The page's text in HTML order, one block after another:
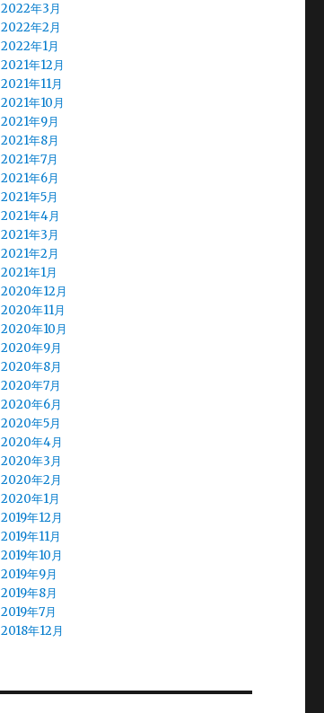
2022年3月
2022年2月
2022年1月
2021年12月
2021年11月
2021年10月
2021年9月
2021年8月
2021年7月
2021年6月
2021年5月
2021年4月
2021年3月
2021年2月
2021年1月
2020年12月
2020年11月
2020年10月
2020年9月
2020年8月
2020年7月
2020年6月
2020年5月
2020年4月
2020年3月
2020年2月
2020年1月
2019年12月
2019年11月
2019年10月
2019年9月
2019年8月
2019年7月
2018年12月